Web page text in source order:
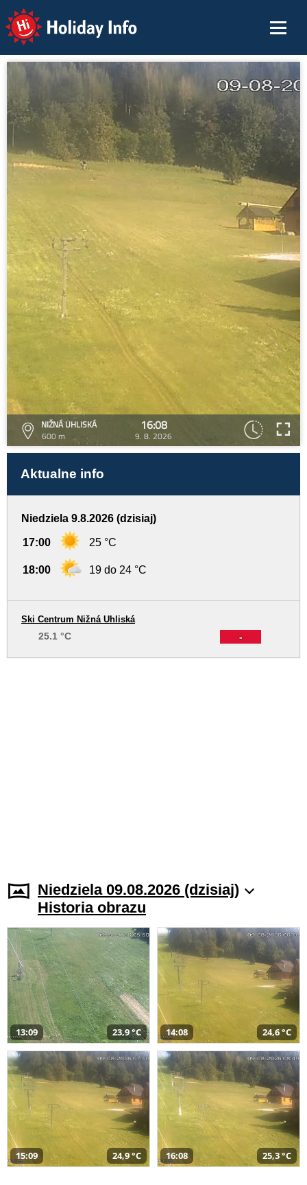
Holiday Info
NIŽNÁ UHLISKÁ
600 m
16:08
9. 8. 2026
Aktualne info
Niedziela 9.8.2026 (dzisiaj)
17:00 25 °C
18:00 19 do 24 °C
-
Ski Centrum Nižná Uhliská
25.1 °C
Niedziela 09.08.2026 (dzisiaj)
Historia obrazu
13:09 23,9 °C 14:08 24,6 °C
15:09 24,9 °C 16:08 25,3 °C